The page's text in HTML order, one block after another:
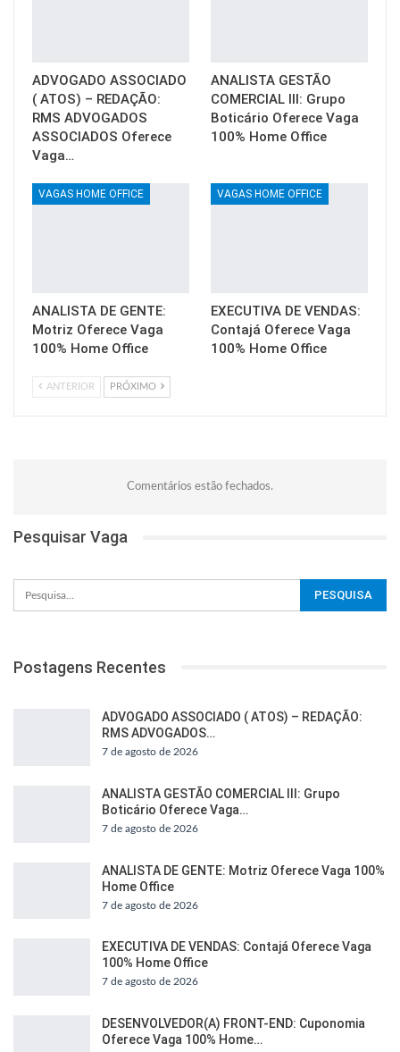
ADVOGADO ASSOCIADO
( ATOS) – REDAÇÃO:
RMS ADVOGADOS
ASSOCIADOS Oferece
Vaga…
ANALISTA GESTÃO
COMERCIAL III: Grupo
Boticário Oferece Vaga
100% Home Office
VAGAS HOME OFFICE
ANALISTA DE GENTE:
Motriz Oferece Vaga
100% Home Office
VAGAS HOME OFFICE
EXECUTIVA DE VENDAS:
Contajá Oferece Vaga
100% Home Office
ANTERIOR PRÓXIMO
Comentários estão fechados.
Pesquisar Vaga
Postagens Recentes
ADVOGADO ASSOCIADO ( ATOS) – REDAÇÃO:
RMS ADVOGADOS…
7 de agosto de 2026
ANALISTA GESTÃO COMERCIAL III: Grupo
Boticário Oferece Vaga…
7 de agosto de 2026
ANALISTA DE GENTE: Motriz Oferece Vaga 100%
Home Office
7 de agosto de 2026
EXECUTIVA DE VENDAS: Contajá Oferece Vaga
100% Home Office
7 de agosto de 2026
DESENVOLVEDOR(A) FRONT-END: Cuponomia
Oferece Vaga 100% Home…